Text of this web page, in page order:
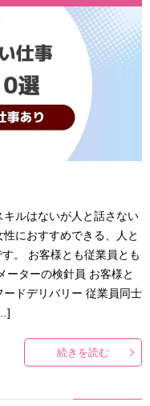
ルはないが人と話さない
におすすめできる、人と
。 お客様とも従業員とも
ーターの検針員 お客様と
ドデリバリー 従業員同士
続きを読む